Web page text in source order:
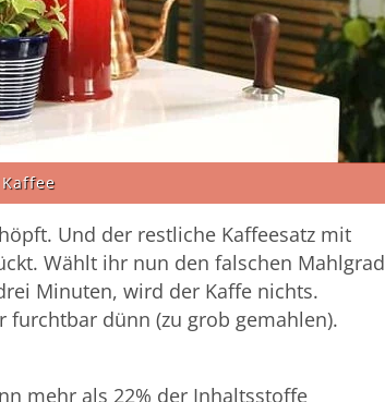
Und der restliche Kaffeesatz mit
Wählt ihr nun den falschen Mahlgrad
Minuten, wird der Kaffe nichts.
dünn (zu grob gemahlen).
mehr als 22% der Inhaltsstoffe